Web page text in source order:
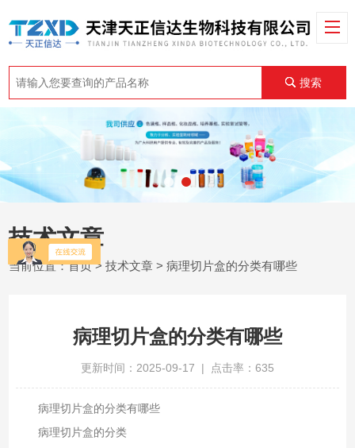
搜索
技术文章
当前位置：首页>技术文章 > 病理切片盒的分类有哪些
病理切片盒的分类有哪些
更新时间：2025-09-17 | 点击率：635
病理切片盒的分类有哪些
病理切片盒的分类